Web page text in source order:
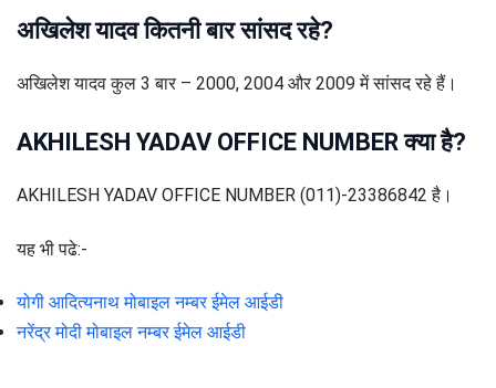
अखिलेश यादव कितनी बार सांसद रहे?
अखिलेश यादव कुल 3 बार – 2000, 2004 और 2009 में सांसद रहे हैं।
AKHILESH YADAV OFFICE NUMBER क्या है?
AKHILESH YADAV OFFICE NUMBER (011)-23386842 है।
यह भी पढे:-
योगी आदित्यनाथ मोबाइल नम्बर ईमेल आईडी
नरेंद्र मोदी मोबाइल नम्बर ईमेल आईडी